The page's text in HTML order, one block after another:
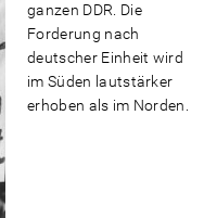
ganzen DDR. Die
Forderung nach
deutscher Einheit wird
im Süden lautstärker
erhoben als im Norden.